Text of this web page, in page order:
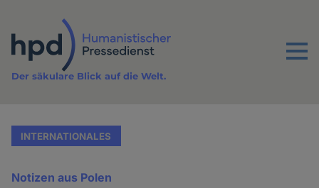
Inhalt
Menu
Der säkulare Blick auf die Welt.
INTERNATIONALES
Notizen aus Polen